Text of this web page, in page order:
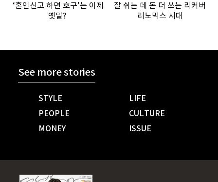
‘혼인신고 하면 호구’는 이제
옛말?
잘 쉬는 데 돈 더 쓰는 리커버
리노믹스 시대
See more stories
STYLE
LIFE
PEOPLE
CULTURE
MONEY
ISSUE